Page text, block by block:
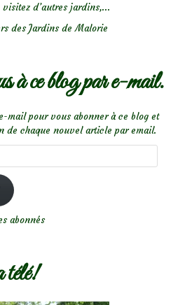
d’autres jardins,...
des Jardins de Malorie
à ce blog par e-mail.
mail pour vous abonner à ce blog et
de chaque nouvel article par email.
abonnés